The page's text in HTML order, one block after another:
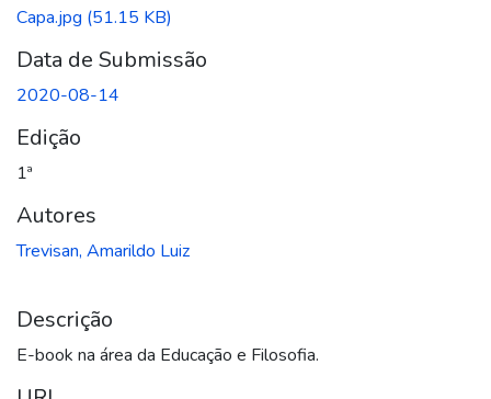
Capa.jpg (51.15 KB)
Data de Submissão
2020-08-14
Edição
1ª
Autores
Trevisan, Amarildo Luiz
Descrição
E-book na área da Educação e Filosofia.